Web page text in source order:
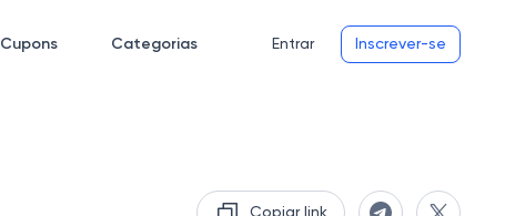
Cupons Categorias Entrar Inscrever-se
Copiar link